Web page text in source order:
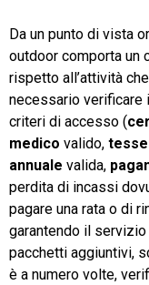
Da un punto di vista
outdoor comporta un
rispetto all’attività
necessario verificare
criteri di accesso (
medico valido,
annuale valida,
perdita di incassi
pagare una rata o di
garantendo il
pacchetti aggiuntivi,
è a numero volte,